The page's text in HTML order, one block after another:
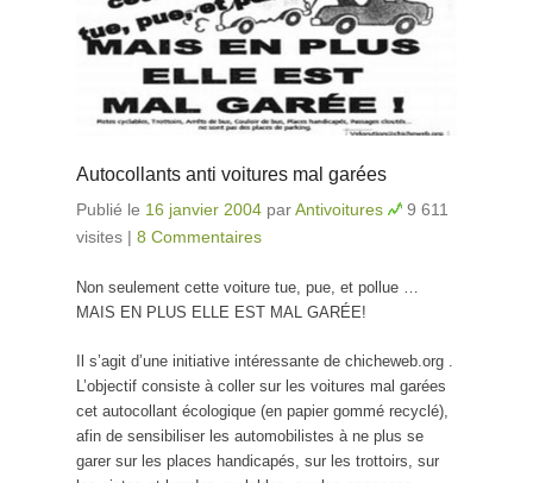
Autocollants anti voitures mal garées
Publié le 16 janvier 2004 parAntivoitures
9 611
visites | 8 Commentaires
Non seulement cette voiture tue, pue, et pollue …
MAIS EN PLUS ELLE EST MAL GARÉE!
Il s’agit d’une initiative intéressante de chicheweb.org .
L’objectif consiste à coller sur les voitures mal garées
cet autocollant écologique (en papier gommé recyclé),
afin de sensibiliser les automobilistes à ne plus se
garer sur les places handicapés, sur les trottoirs, sur